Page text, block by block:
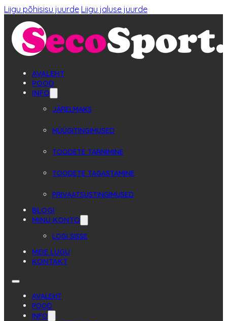
Liigu põhisisu juurde Liigu jaluse juurde
AVALEHT
POOD
INFO
JÄRELMAKS
MÜÜGITINGIMUSED
TOODETE TARNIMINE
TOODETE TAGASTAMINE
PRIVAATSUSTINGIMUSED
BLOGI
MINU KONTO
LOGI SISSE
MEIE LUGU
KONTAKT
AVALEHT
POOD
INFO